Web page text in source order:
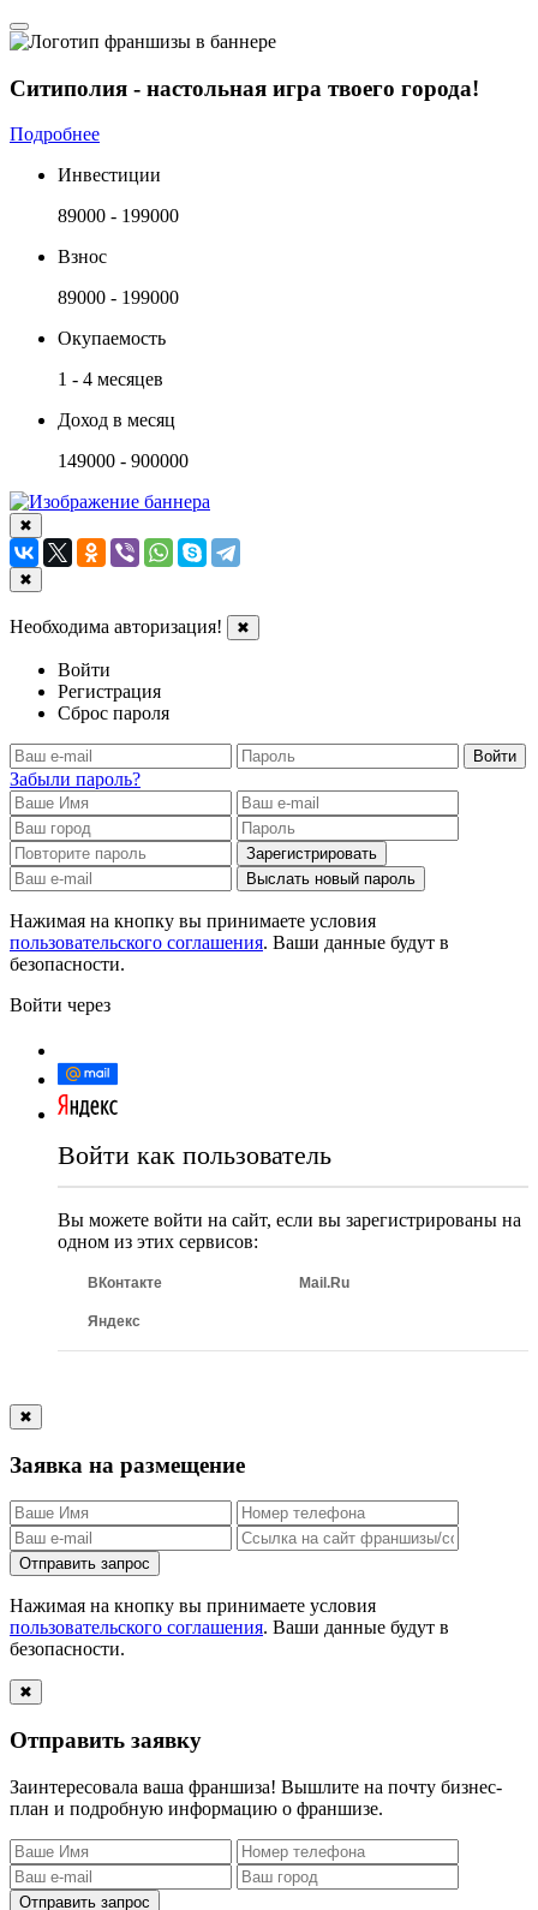
Ситиполия - настольная игра твоего города!
Подробнее
Инвестиции
89000 - 199000
Взнос
89000 - 199000
Окупаемость
1 - 4 месяцев
Доход в месяц
149000 - 900000
✖
✖
Необходима авторизация! ✖
Войти
Регистрация
Сброс пароля
Войти
Забыли пароль?
Зарегистрировать
Выслать новый пароль
Нажимая на кнопку вы принимаете условия
пользовательского соглашения. Ваши данные будут в
безопасности.
Войти через
Войти как пользователь
Вы можете войти на сайт, если вы зарегистрированы на
одном из этих сервисов:
ВКонтакте Mail.Ru
Яндекс
✖
Заявка на размещение
Отправить запрос
Нажимая на кнопку вы принимаете условия
пользовательского соглашения. Ваши данные будут в
безопасности.
✖
Отправить заявку
Заинтересовала ваша франшиза! Вышлите на почту бизнес-
план и подробную информацию о франшизе.
Отправить запрос